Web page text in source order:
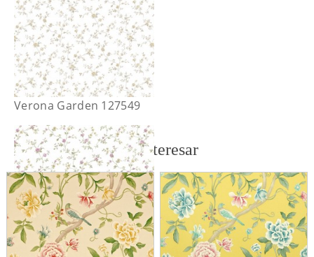
Verona Garden 127549
También te puede interesar